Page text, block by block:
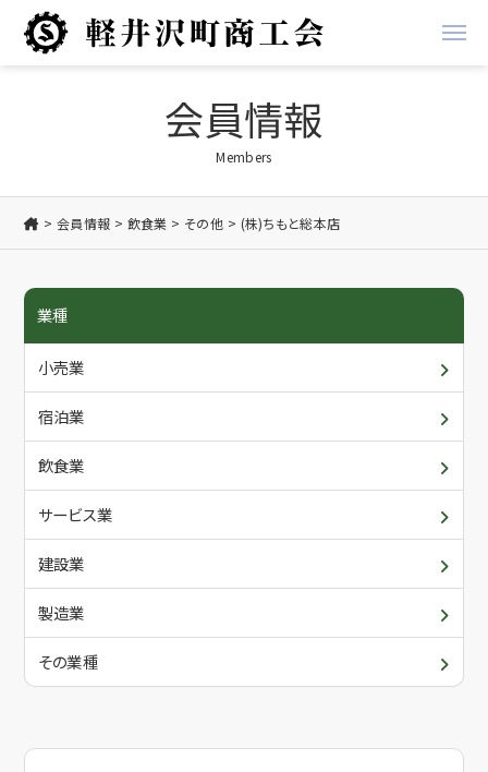
金融
労務
創業支援
共済
商工会からのお知らせ
会員からのお知らせ
商工会について
概要・アクセス/ご利用案内
入会について
青年部・女性部
委員会・各支部の活動
関係団体
会員情報
各種書類ダウンロード
入会について
メールでお問合せ
会員情報
Members
会員情報 飲食業 その他 (株)ちもと総本店
業種
小売業
宿泊業
飲食業
サービス業
建設業
製造業
その業種